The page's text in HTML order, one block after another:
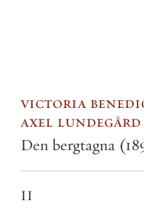
victoria
axel lundegård
Den bergtagna
II